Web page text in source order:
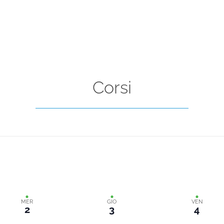
Corsi
MER
2
GIO
3
VEN
4